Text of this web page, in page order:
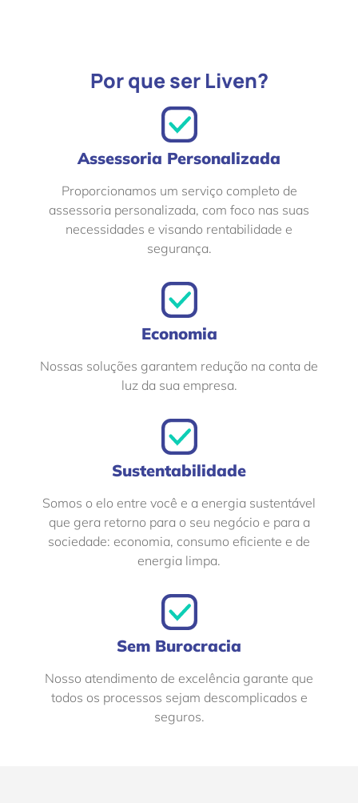
Por que ser Liven?
Assessoria Personalizada
Proporcionamos um serviço completo de
assessoria personalizada, com foco nas suas
necessidades e visando rentabilidade e
segurança.
Economia
Nossas soluções garantem redução na conta de
luz da sua empresa.
Sustentabilidade
Somos o elo entre você e a energia sustentável
que gera retorno para o seu negócio e para a
sociedade: economia, consumo eficiente e de
energia limpa.
Sem Burocracia
Nosso atendimento de excelência garante que
todos os processos sejam descomplicados e
seguros.